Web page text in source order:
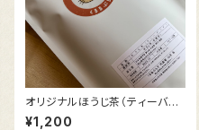
オリジナルほうじ茶（ティーバッ
グ15袋入）
¥1,200